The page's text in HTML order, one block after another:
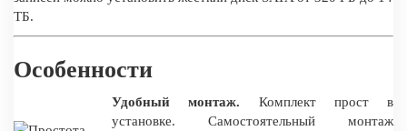
ТБ.
Особенности
Удобный монтаж. Комплект прост в
установке. Самостоятельный монтаж